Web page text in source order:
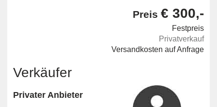
Preis € 300,-
Festpreis
Privatverkauf
Versandkosten auf Anfrage
Verkäufer
Privater Anbieter